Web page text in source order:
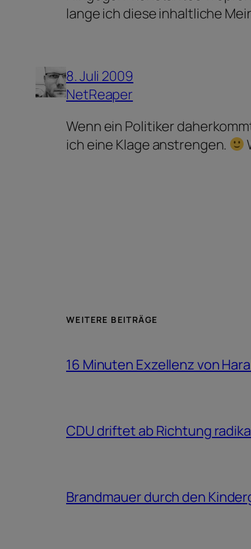
lange ich diese inhaltliche
8. Juli 2009
NetReaper
Wenn ein Politiker
ich eine Klage anstrengen.
WEITERE BEITRÄGE
16 Minuten Exzellenz von
CDU driftet ab Richtung
Brandmauer durch den